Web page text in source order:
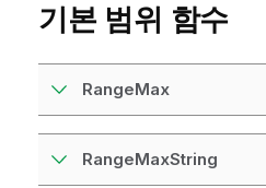
기본 범위 함수
RangeMax
RangeMaxString